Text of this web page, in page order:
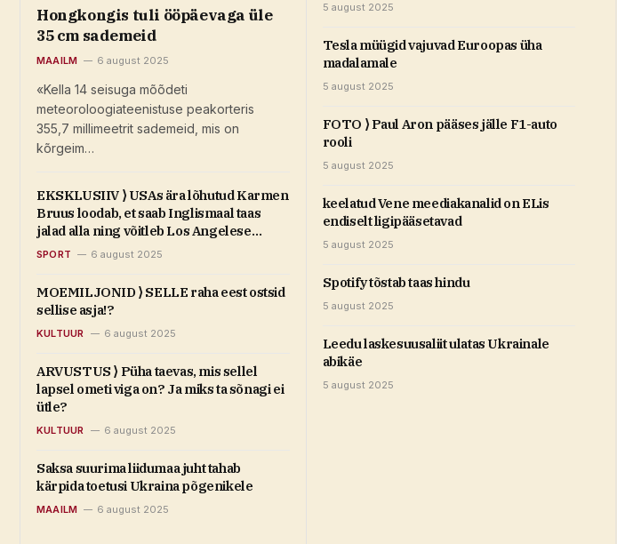
Hongkongis tuli ööpäevaga üle
35 cm sademeid
MAAILM 6 august 2025
«Kella 14 seisuga mõõdeti
meteoroloogiateenistuse peakorteris
355,7 millimeetrit sademeid, mis on
kõrgeim…
EKSKLUSIIV ⟩ USAs ära lõhutud Karmen
Bruus loodab, et saab Inglismaal taas
jalad alla ning võitleb Los Angelese
olümpial medali nimel
SPORT 6 august 2025
MOEMILJONID ⟩ SELLE raha eest ostsid
sellise asja!?
KULTUUR 6 august 2025
ARVUSTUS ⟩ Püha taevas, mis sellel
lapsel ometi viga on? Ja miks ta sõnagi ei
ütle?
KULTUUR 6 august 2025
Saksa suurima liidumaa juht tahab
kärpida toetusi Ukraina põgenikele
MAAILM 6 august 2025
5 august 2025
Tesla müügid vajuvad Euroopas üha
madalamale
5 august 2025
FOTO ⟩ Paul Aron pääses jälle F1-auto
rooli
5 august 2025
keelatud Vene meediakanalid on ELis
endiselt ligipääsetavad
5 august 2025
Spotify tõstab taas hindu
5 august 2025
Leedu laskesuusaliit ulatas Ukrainale
abikäe
5 august 2025